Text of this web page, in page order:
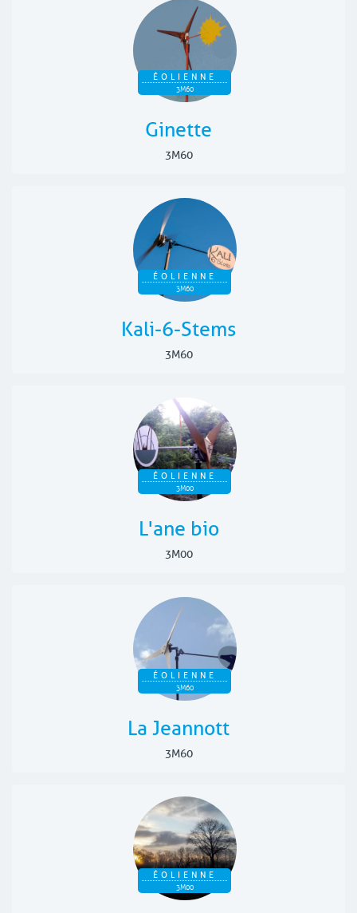
ÉOLIENNE
3M60
Ginette
3M60
ÉOLIENNE
3M60
Kali-6-Stems
3M60
ÉOLIENNE
3M00
L'ane bio
3M00
ÉOLIENNE
3M60
La Jeannott
3M60
ÉOLIENNE
3M00